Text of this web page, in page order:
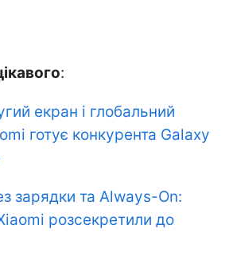
:
екран і глобальний
готує конкурента Galaxy
зарядки та Always-On:
розсекретили до